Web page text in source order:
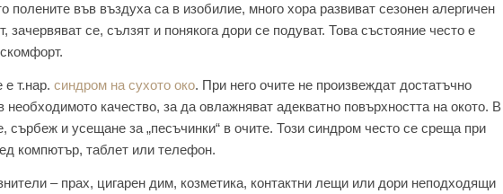
полените във въздуха са в изобилие, много хора развиват сезонен алергичен
зачервяват се, сълзят и понякога дори се подуват. Това състояние често е
т.нар. синдром на сухото око. При него очите не произвеждат достатъчно
качество, за да овлажняват адекватно повърхността на окото. В
сърбеж и усещане за „песъчинки“ в очите. Този синдром често се среща при
компютър, таблет или телефон.
– прах, цигарен дим, козметика, контактни лещи или дори неподходящи